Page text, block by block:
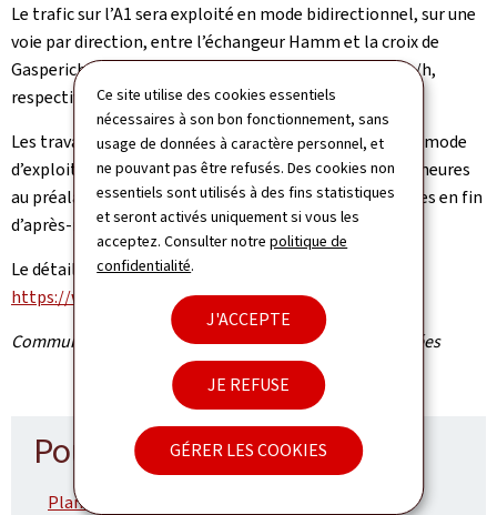
Ce site utilise des cookies essentiels
nécessaires à son bon fonctionnement, sans
usage de données à caractère personnel, et
ne pouvant pas être refusés. Des cookies non
essentiels sont utilisés à des fins statistiques
et seront activés uniquement si vous les
acceptez. Consulter notrepolitique de
confidentialité.
J'ACCEPTE
JE REFUSE
GÉRER LES COOKIES
Le trafic sur l’A1 sera exploité en mode bidirectionnel, sur une
voie par direction, entre l’échangeur Hamm et la croix de
Gasperich et la vitesse maximale sera limitée à 70 km/h,
respectivement 50 km/h en tunnel.
Les travaux préparatifs nécessaires au changement du mode
d’exploitation de l’autoroute étant exécutés quelques heures
au préalable, des perturbations du trafic sont attendues en fin
d’après-midi.
Le détail des fermetures peut être consulté sur le site
https://www.cita.lu/fr/chantiers.html
Communiqué par l'Administration des ponts et chaussées
Pour en savoir plus
Plan de déviation (Pdf, 2,34 Mo)